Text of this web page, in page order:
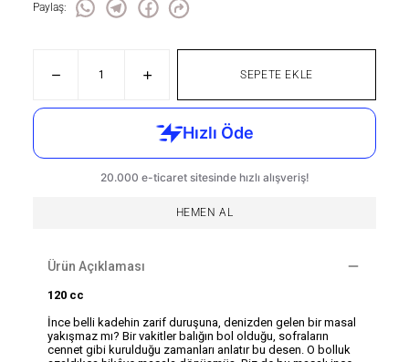
Paylaş:
SEPETE EKLE
HEMEN AL
Ürün Açıklaması
120 cc
İnce belli kadehin zarif duruşuna, denizden gelen bir masal
yakışmaz mı? Bir vakitler balığın bol olduğu, sofraların
cennet gibi kurulduğu zamanları anlatır bu desen. O bolluk